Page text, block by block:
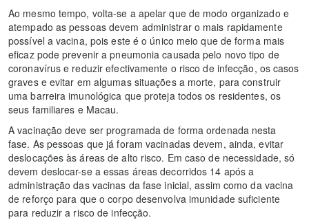
Ao mesmo tempo, volta-se a apelar que de modo organizado e
atempado as pessoas devem administrar o mais rapidamente
possível a vacina, pois este é o único meio que de forma mais
eficaz pode prevenir a pneumonia causada pelo novo tipo de
coronavírus e reduzir efectivamente o risco de infecção, os casos
graves e evitar em algumas situações a morte, para construir
uma barreira imunológica que proteja todos os residentes, os
seus familiares e Macau.
A vacinação deve ser programada de forma ordenada nesta
fase. As pessoas que já foram vacinadas devem, ainda, evitar
deslocações às áreas de alto risco. Em caso de necessidade, só
devem deslocar-se a essas áreas decorridos 14 após a
administração das vacinas da fase inicial, assim como da vacina
de reforço para que o corpo desenvolva imunidade suficiente
para reduzir a risco de infecção.